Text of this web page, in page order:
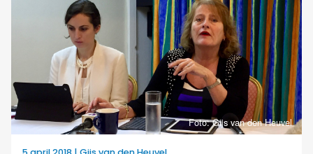
Foto: Gijs van den Heuvel